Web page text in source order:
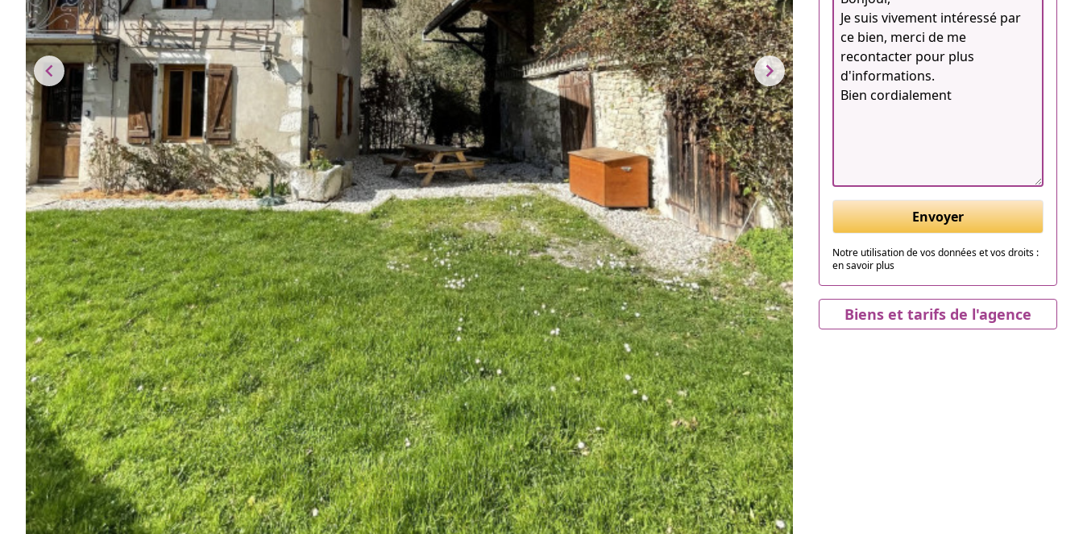
Envoyer
Notre utilisation de vos données et vos droits :
en savoir plus
Biens et tarifs de l'agence